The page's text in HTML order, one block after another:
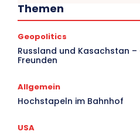
Themen
Geopolitics
Russland und Kasachstan
Freunden
Allgemein
Hochstapeln im Bahnhof
USA